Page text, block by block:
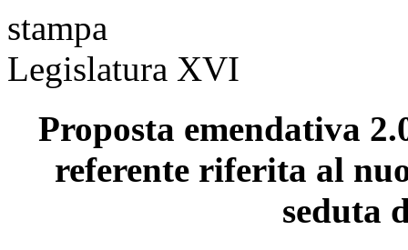
stampa
Legislatura XVI
Proposta emendativa
referente riferita al
seduta